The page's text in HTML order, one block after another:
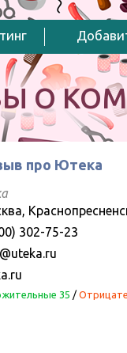
О
про Ютека
302-75-23
35 /